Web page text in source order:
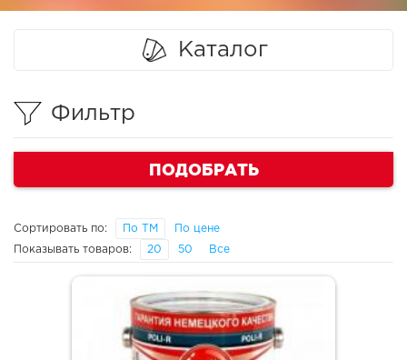
Каталог
Фильтр
ПОДОБРАТЬ
Сортировать по: По ТМ По цене
Показывать товаров: 20 50 Все